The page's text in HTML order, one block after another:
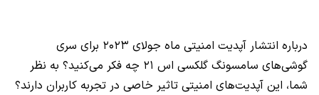
درباره انتشار آپدیت امنیتی ماه جولای ۲۰۲۳ برای سری
گوشی‌های سامسونگ گلکسی اس ۲۱ چه فکر می‌کنید؟ به نظر
شما، این آپدیت‌های امنیتی تاثیر خاصی در تجربه کاربران دارند؟